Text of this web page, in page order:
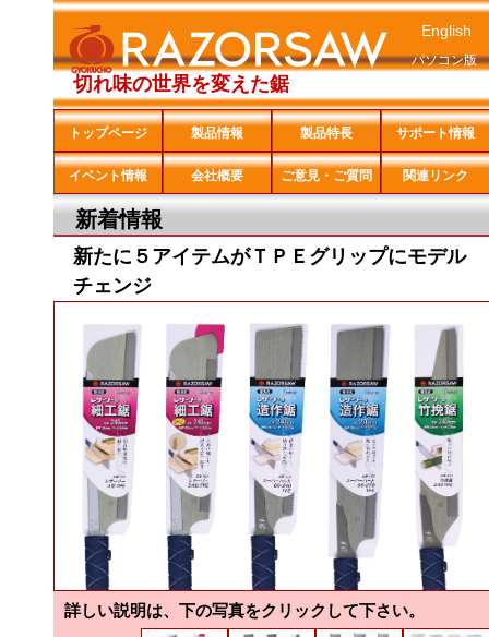
切れ味の世界を変えた鋸
トップページ 製品情報 製品特長 サポート情報
イベント情報 会社概要 ご意見・ご質問 関連リンク
English
パソコン版
新着情報
新たに５アイテムがＴＰＥグリップにモデル
チェンジ
詳しい説明は、下の写真をクリックして下さい。